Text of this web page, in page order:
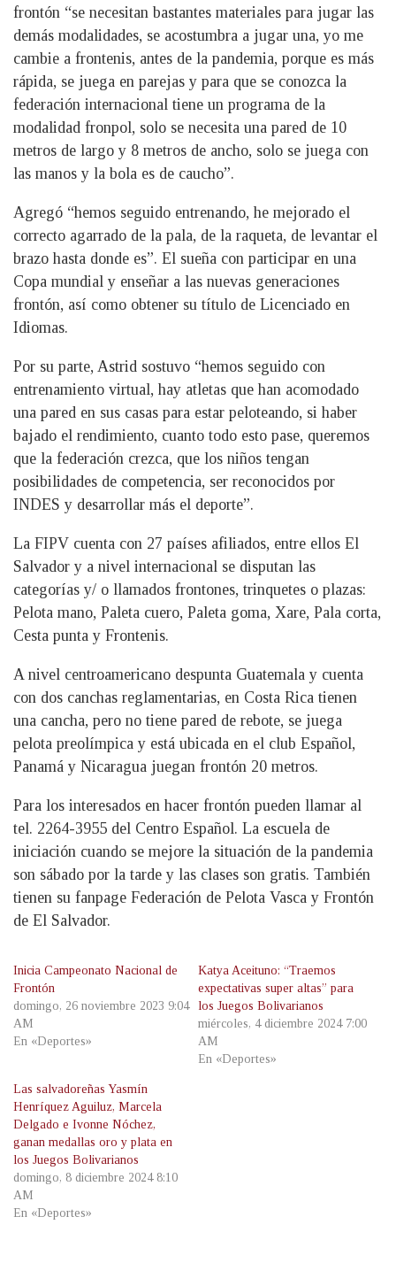
frontón “se necesitan bastantes materiales para jugar las
demás modalidades, se acostumbra a jugar una, yo me
cambie a frontenis, antes de la pandemia, porque es más
rápida, se juega en parejas y para que se conozca la
federación internacional tiene un programa de la
modalidad fronpol, solo se necesita una pared de 10
metros de largo y 8 metros de ancho, solo se juega con
las manos y la bola es de caucho”.
Agregó “hemos seguido entrenando, he mejorado el
correcto agarrado de la pala, de la raqueta, de levantar el
brazo hasta donde es”. El sueña con participar en una
Copa mundial y enseñar a las nuevas generaciones
frontón, así como obtener su título de Licenciado en
Idiomas.
Por su parte, Astrid sostuvo “hemos seguido con
entrenamiento virtual, hay atletas que han acomodado
una pared en sus casas para estar peloteando, si haber
bajado el rendimiento, cuanto todo esto pase, queremos
que la federación crezca, que los niños tengan
posibilidades de competencia, ser reconocidos por
INDES y desarrollar más el deporte”.
La FIPV cuenta con 27 países afiliados, entre ellos El
Salvador y a nivel internacional se disputan las
categorías y/ o llamados frontones, trinquetes o plazas:
Pelota mano, Paleta cuero, Paleta goma, Xare, Pala corta,
Cesta punta y Frontenis.
A nivel centroamericano despunta Guatemala y cuenta
con dos canchas reglamentarias, en Costa Rica tienen
una cancha, pero no tiene pared de rebote, se juega
pelota preolímpica y está ubicada en el club Español,
Panamá y Nicaragua juegan frontón 20 metros.
Para los interesados en hacer frontón pueden llamar al
tel. 2264-3955 del Centro Español. La escuela de
iniciación cuando se mejore la situación de la pandemia
son sábado por la tarde y las clases son gratis. También
tienen su fanpage Federación de Pelota Vasca y Frontón
de El Salvador.
Inicia Campeonato Nacional de
Frontón
domingo, 26 noviembre 2023 9:04
AM
En «Deportes»
Katya Aceituno: “Traemos
expectativas super altas” para
los Juegos Bolivarianos
miércoles, 4 diciembre 2024 7:00
AM
En «Deportes»
Las salvadoreñas Yasmín
Henríquez Aguiluz, Marcela
Delgado e Ivonne Nóchez,
ganan medallas oro y plata en
los Juegos Bolivarianos
domingo, 8 diciembre 2024 8:10
AM
En «Deportes»